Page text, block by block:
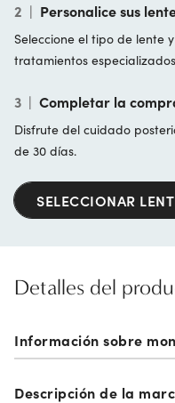
2 | Personalice sus
Seleccione el tipo de lente
tratamientos
3 | Completar la
Disfrute del cuidado
de 30 días.
SELECCIONAR
Detalles del
Información sobre
Descripción de la